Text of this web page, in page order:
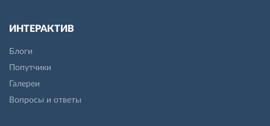
ИНТЕРАКТИВ
Блоги
Попутчики
Галереи
Вопросы и ответы